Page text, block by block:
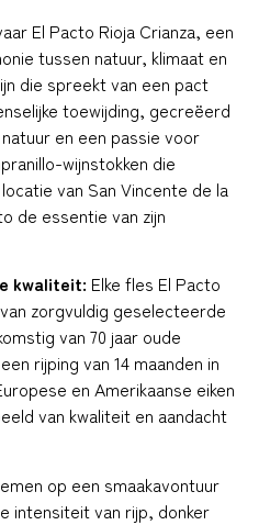
El Pacto Rioja Crianza, een
tussen natuur, klimaat en
die spreekt van een pact
toewijding, gecreëerd
en een passie voor
wijnstokken die
van San Vincente de la
de essentie van zijn
kwaliteit: Elke fles El Pacto
zorgvuldig geselecteerde
van 70 jaar oude
rijping van 14 maanden in
en Amerikaanse eiken
van kwaliteit en aandacht
op een smaakavontuur
intensiteit van rijp, donker